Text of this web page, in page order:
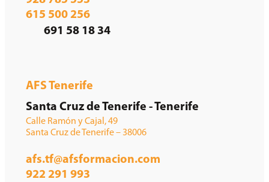
615 500 256
691 58 18 34
AFS Tenerife
Santa Cruz de Tenerife - Tenerife
Calle Ramón y Cajal, 49
Santa Cruz de Tenerife – 38006
afs.tf@afsformacion.com
922 291 993